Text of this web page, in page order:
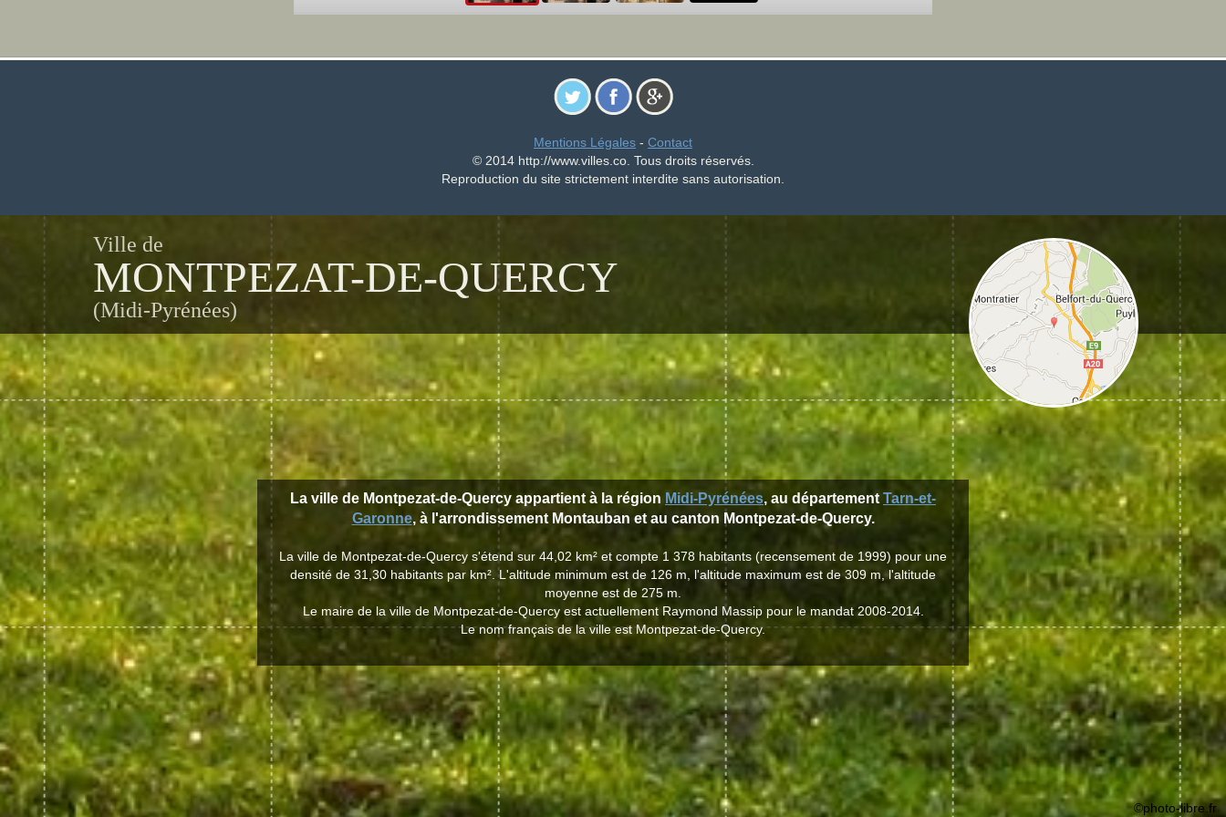
Mentions Légales - Contact
© 2014 http://www.villes.co. Tous droits réservés.
Reproduction du site strictement interdite sans autorisation.
Ville de
MONTPEZAT-DE-QUERCY
(Midi-Pyrénées)
La ville de Montpezat-de-Quercy appartient à la région Midi-Pyrénées, au département Tarn-et-
Garonne, à l'arrondissement Montauban et au canton Montpezat-de-Quercy.
La ville de Montpezat-de-Quercy s'étend sur 44,02 km² et compte 1 378 habitants (recensement de 1999) pour une
densité de 31,30 habitants par km². L'altitude minimum est de 126 m, l'altitude maximum est de 309 m, l'altitude
moyenne est de 275 m.
Le maire de la ville de Montpezat-de-Quercy est actuellement Raymond Massip pour le mandat 2008-2014.
Le nom français de la ville est Montpezat-de-Quercy.
©photo-libre.fr